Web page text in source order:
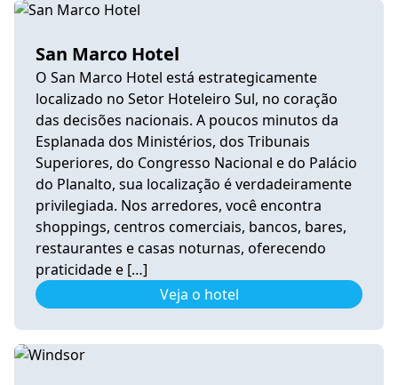
San Marco Hotel
O San Marco Hotel está estrategicamente
localizado no Setor Hoteleiro Sul, no coração
das decisões nacionais. A poucos minutos da
Esplanada dos Ministérios, dos Tribunais
Superiores, do Congresso Nacional e do Palácio
do Planalto, sua localização é verdadeiramente
privilegiada. Nos arredores, você encontra
shoppings, centros comerciais, bancos, bares,
restaurantes e casas noturnas, oferecendo
praticidade e […]
Veja o hotel